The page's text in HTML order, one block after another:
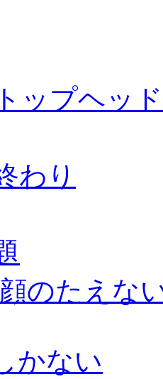
ップヘッド
わり
のたえな
かない